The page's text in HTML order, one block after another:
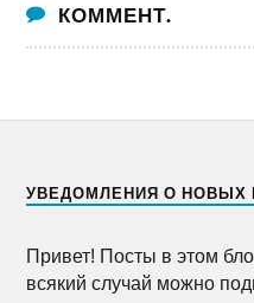
КОММЕНТ.
УВЕДОМЛЕНИЯ О НОВЫХ
Привет! Посты в этом
всякий случай можно